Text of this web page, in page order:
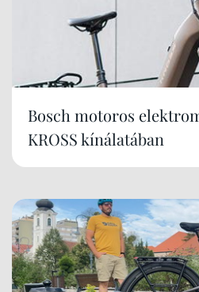
Bosch motoros
KROSS kínálatában